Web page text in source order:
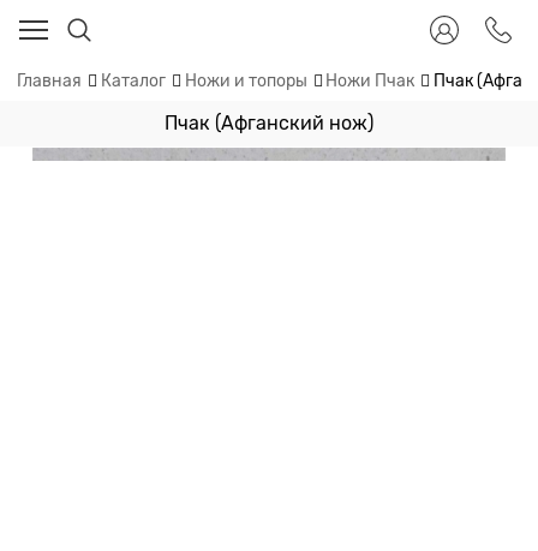
Главная Каталог Ножи и топоры Ножи Пчак Пчак
Пчак (Афганский нож)